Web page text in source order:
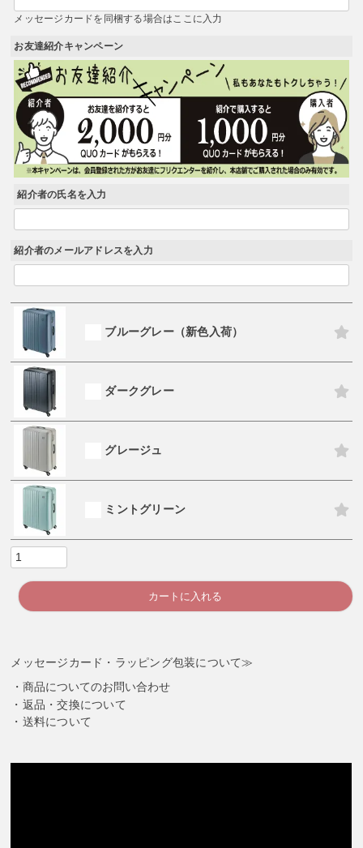
メッセージカードを同梱する場合はここに入力
お友達紹介キャンペーン
紹介者の氏名を入力
紹介者のメールアドレスを入力
ブルーグレー（新色入荷）
ダークグレー
グレージュ
ミントグリーン
カートに入れる
メッセージカード・ラッピング包装について≫
商品についてのお問い合わせ
返品・交換について
送料について